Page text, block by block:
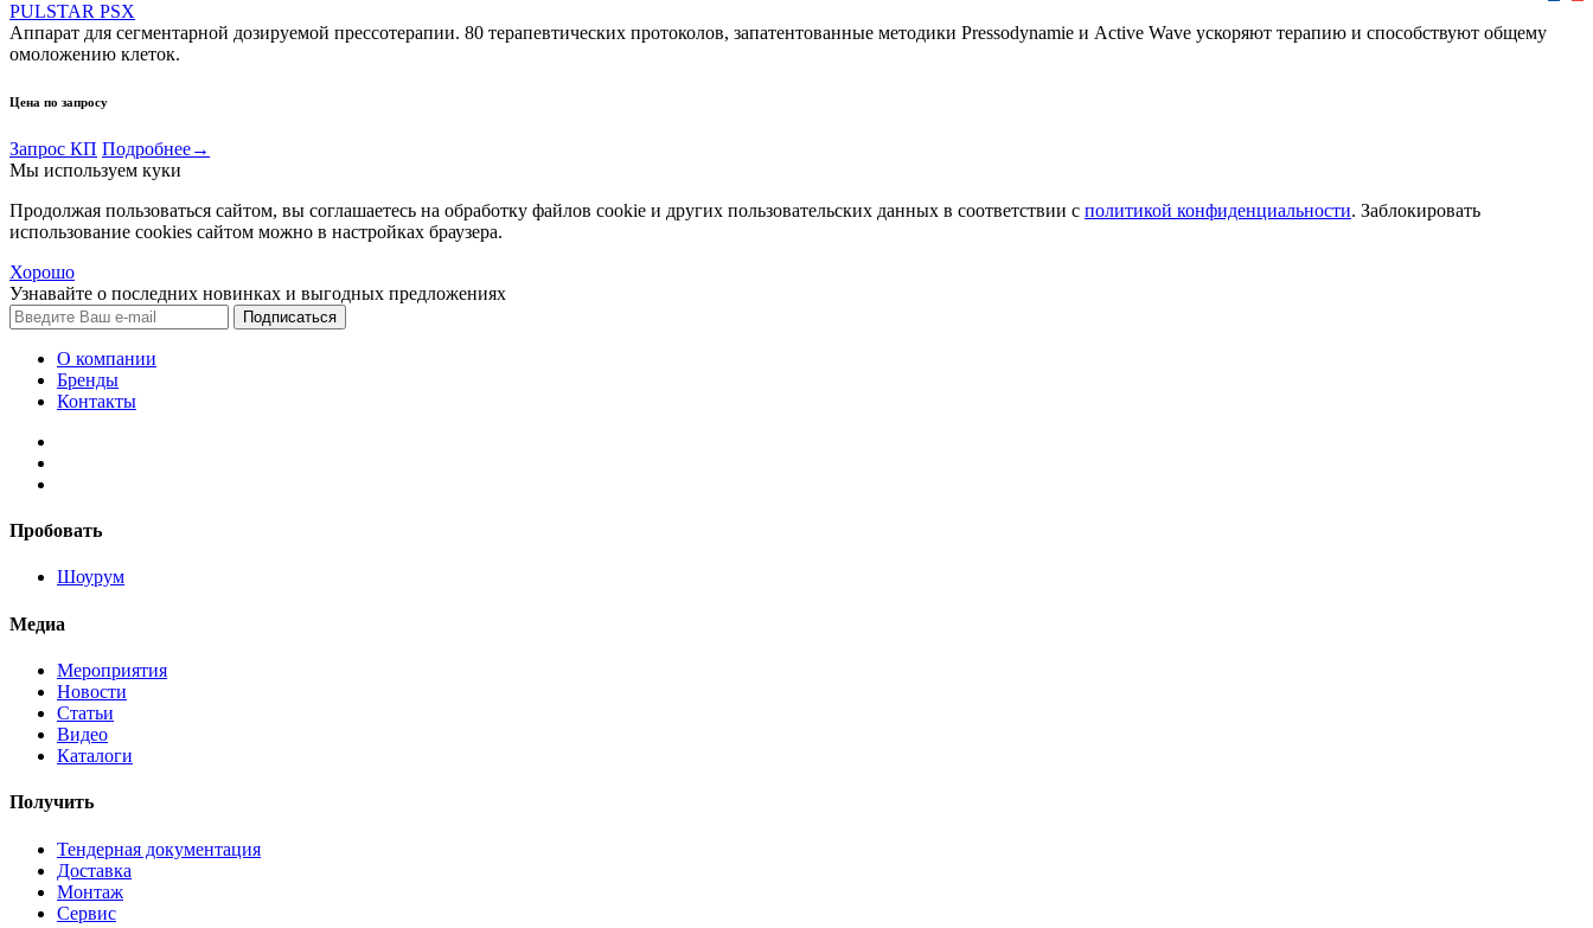
PULSTAR PSX
Аппарат для сегментарной дозируемой прессотерапии. 80 терапевтических протоколов, запатентованные методики Pressodynamie и Active Wave ускоряют терапию и способствуют общему
омоложению клеток.
Цена по запросу
Запрос КП Подробнее→
Мы используем куки
Продолжая пользоваться сайтом, вы соглашаетесь на обработку файлов cookie и других пользовательских данных в соответствии с политикой конфиденциальности. Заблокировать
использование cookies сайтом можно в настройках браузера.
Хорошо
Узнавайте о последних новинках и выгодных предложениях
Подписаться
О компании
Бренды
Контакты
Пробовать
Шоурум
Медиа
Мероприятия
Новости
Статьи
Видео
Каталоги
Получить
Тендерная документация
Доставка
Монтаж
Сервис